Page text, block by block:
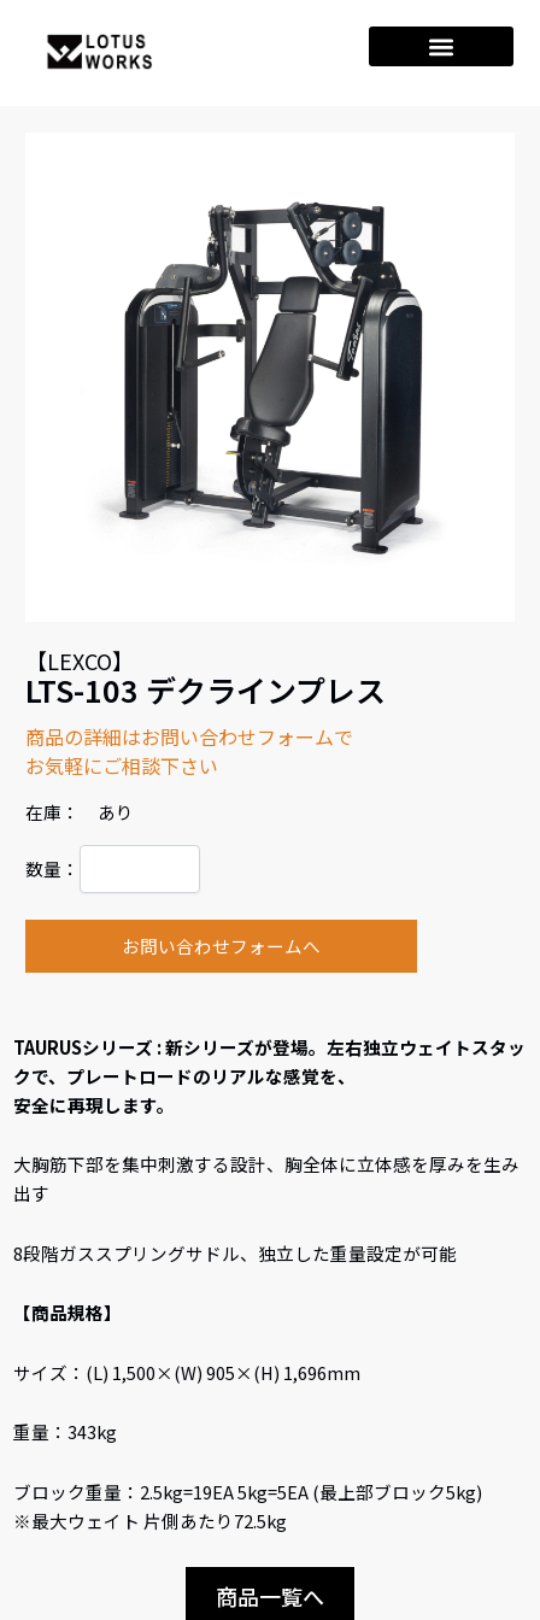
【LEXCO】
LTS-103 デクラインプレス
商品の詳細はお問い合わせフォームで
お気軽にご相談下さい
在庫： あり
数量：
お問い合わせフォームへ
TAURUSシリーズ : 新シリーズが登場。左右独立ウェイトスタッ
クで、プレートロードのリアルな感覚を、
安全に再現します。
大胸筋下部を集中刺激する設計、胸全体に立体感を厚みを生み
出す
8段階ガススプリングサドル、独立した重量設定が可能
【商品規格】
サイズ：(L) 1,500×(W) 905×(H) 1,696mm
重量：343kg
ブロック重量：2.5kg=19EA 5kg=5EA (最上部ブロック5kg)
※最大ウェイト 片側あたり72.5kg
商品一覧へ